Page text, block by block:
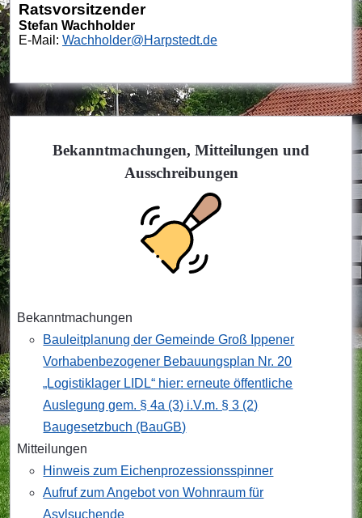
Ratsvorsitzender
Stefan Wachholder
E-Mail: Wachholder@Harpstedt.de
Bekanntmachungen, Mitteilungen und
Ausschreibungen
Bekanntmachungen
Bauleitplanung der Gemeinde Groß Ippener
Vorhabenbezogener Bebauungsplan Nr. 20
„Logistiklager LIDL“ hier: erneute öffentliche
Auslegung gem. § 4a (3) i.V.m. § 3 (2)
Baugesetzbuch (BauGB)
Mitteilungen
Hinweis zum Eichenprozessionsspinner
Aufruf zum Angebot von Wohnraum für
Asylsuchende